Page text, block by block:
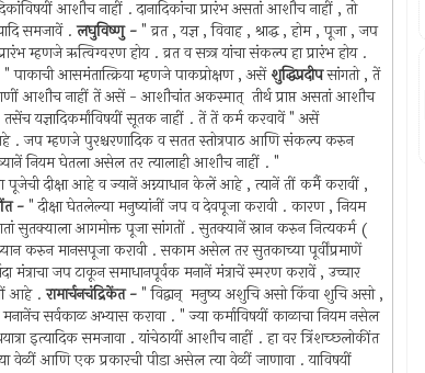
आशौच नाहीं . दानादिकांचा प्रारंभ असतां आशौच नाहीं , तो
समजावें .लघुविष्णु -" व्रत , यज्ञ , विवाह , श्राद्ध , होम , पूजा , जप
ऋत्विग्वरण होय . व्रत व सत्र्त्र यांचा संकल्प हा प्रारंभ होय .
. " पाकाची आसमंतात्क्रिया म्हणजे पाकप्रोक्षण , असेंशुद्धिप्रदीपसांगतो , तें
आशौच नाहीं तें असें - आशौचांत अकस्मात् ‍ तीर्थ प्राप्त असतां आशौच
. तसेंच यज्ञादिकर्मांविषयीं सूतक नाहीं . तें तें कर्म करवावें " असें
आहे . जप म्हणजे पुरश्चरणादिक व सतत स्तोत्रपाठ आणि संकल्प करुन
नियम घेतला असेल तर त्यालाही आशौच नाहीं . "
पूजेची दीक्षा आहे व ज्यानें अग्न्याधान केलें आहे , त्यानें तीं कर्मै करावीं ,
-" दीक्षा घेतलेल्या मनुष्यांनीं जप व देवपूजा करावी . कारण , नियम
सुतक्याला आगमोक्त पूजा सांगतों . सुतक्यानें स्नान करुन नित्यकर्म (
करुन मानसपूजा करावी . सकाम असेल तर सुतकाच्या पूर्वींप्रमाणें
जप टाकून समाधानपूर्वक मनानें मंत्राचें स्मरण करावें , उच्चार
आहे .रामार्चनचंद्रिकेंत -" विद्वान् ‍ मनुष्य अशुचि असो किंवा शुचि असो ,
सर्वकाळ अभ्यास करावा . " ज्या कर्माविषयीं काळाचा नियम नसेल
इत्यादिक समजावा . यांचेठायीं आशौच नाहीं . हा वर त्रिंशच्छ्लोकींत
आणि एक प्रकारची पीडा असेल त्या वेळीं जाणावा . याविषयीं